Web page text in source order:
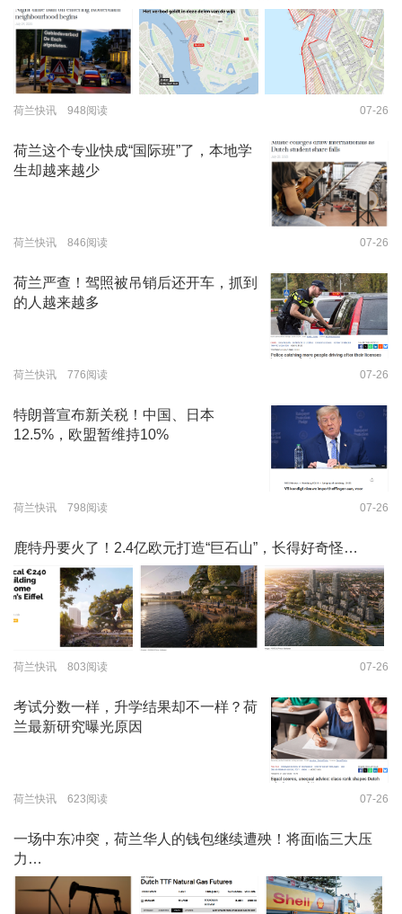
荷兰快讯 948阅读 07-26
荷兰这个专业快成“国际班”了，本地学
生却越来越少
荷兰快讯 846阅读 07-26
荷兰严查！驾照被吊销后还开车，抓到
的人越来越多
荷兰快讯 776阅读 07-26
特朗普宣布新关税！中国、日本
12.5%，欧盟暂维持10%
荷兰快讯 798阅读 07-26
鹿特丹要火了！2.4亿欧元打造“巨石山”，长得好奇怪…
荷兰快讯 803阅读 07-26
考试分数一样，升学结果却不一样？荷
兰最新研究曝光原因
荷兰快讯 623阅读 07-26
一场中东冲突，荷兰华人的钱包继续遭殃！将面临三大压
力…